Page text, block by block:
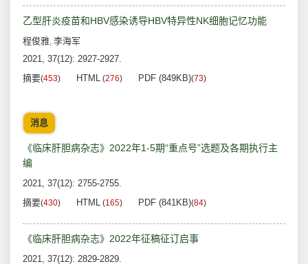
乙型肝炎疫苗和HBV感染诱导HBV特异性NK细胞记忆功能
程俊雅, 李海军
2021, 37(12): 2927-2927.
摘要(453) HTML (276) PDF (849KB)(73)
消息
《临床肝胆病杂志》2022年1-5期“重点号”选题及各期执行主
编
2021, 37(12): 2755-2755.
摘要(430) HTML (165) PDF (841KB)(84)
《临床肝胆病杂志》2022年征稿征订启事
2021, 37(12): 2829-2829.